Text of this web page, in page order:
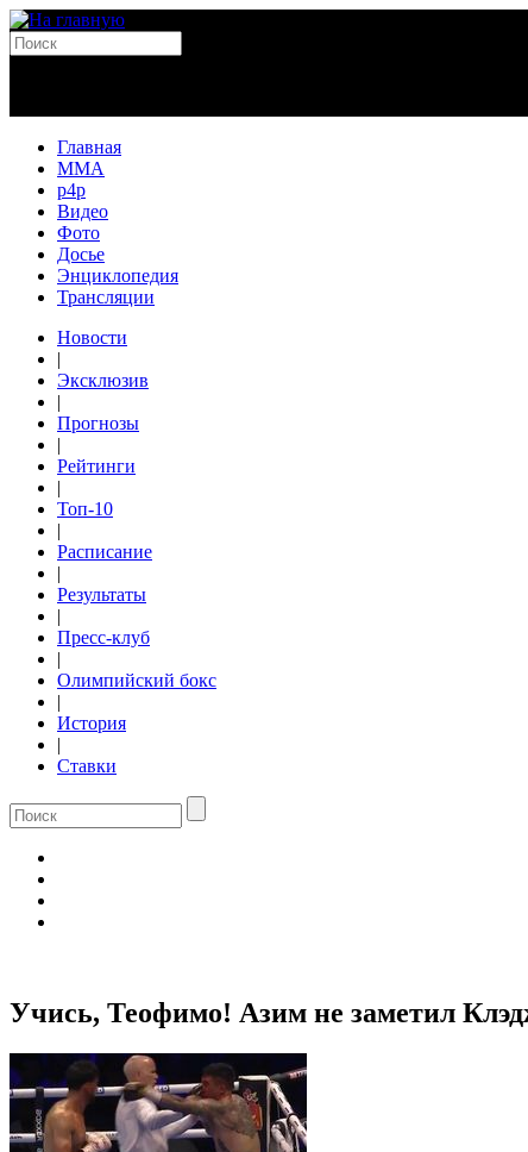
Главная
MMA
p4p
Видео
Фото
Досье
Энциклопедия
Трансляции
Новости
|
Эксклюзив
|
Прогнозы
|
Рейтинги
|
Топ-10
|
Расписание
|
Результаты
|
Пресс-клуб
|
Олимпийский бокс
|
История
|
Ставки
Учись, Теофимо! Азим не заметил